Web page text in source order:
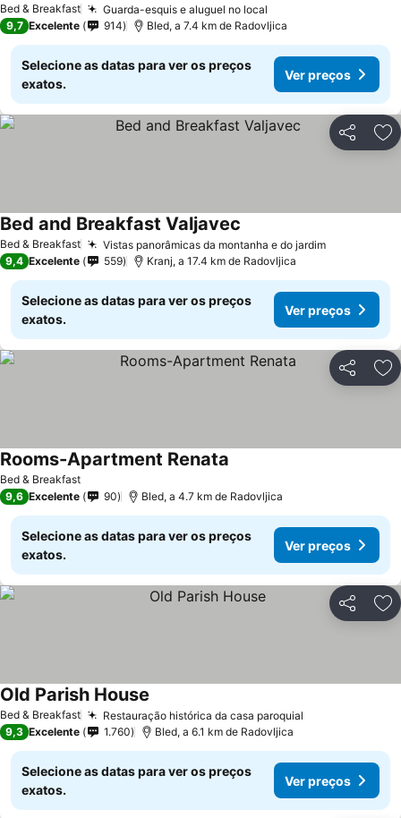
Bed & Breakfast Guarda-esquis e aluguel no local
9,7 Excelente 914 Bled, a 7.4 km de Radovljica
Selecione as datas para ver os preços
exatos.
Ver preços
Partilhar
Bed & Breakfast Vistas panorâmicas da montanha e do jardim
Bed and Breakfast Valjavec
9,4 Excelente 559 Kranj, a 17.4 km de Radovljica
Selecione as datas para ver os preços
exatos.
Ver preços
Partilhar
Bed & Breakfast
Rooms-Apartment Renata
9,6 Excelente 90 Bled, a 4.7 km de Radovljica
Selecione as datas para ver os preços
exatos.
Ver preços
Partilhar
Bed & Breakfast Restauração histórica da casa paroquial
Old Parish House
9,3 Excelente 1.760 Bled, a 6.1 km de Radovljica
Selecione as datas para ver os preços
exatos.
Ver preços